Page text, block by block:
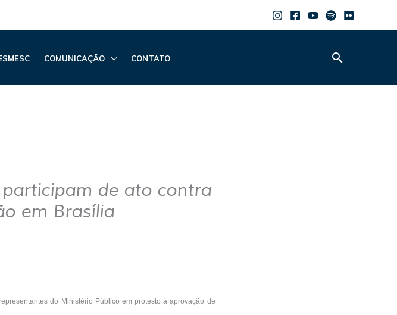
COMUNICAÇÃO CONTATO Pesquisar
de ato contra
em Brasília
do Ministério Público em protesto à aprovação de